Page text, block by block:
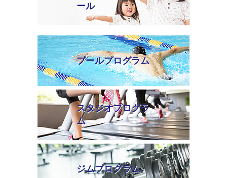
ール
プールプログラム
スタジオプログラ
ム
ジムプログラム